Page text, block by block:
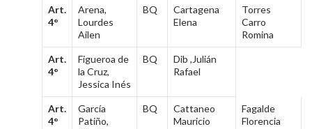
Art.
4°
Arena,
Lourdes
Ailen
BQ
Cartagena
Elena
Torres
Carro
Romina
Art.
4°
Figueroa de
la Cruz,
Jessica Inés
BQ
Dib ,Julián
Rafael
Art.
4°
García
Patiño,
BQ
Cattaneo
Mauricio
Fagalde
Florencia